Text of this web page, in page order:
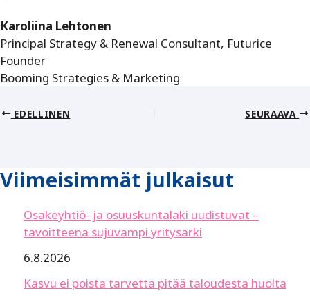
Karoliina Lehtonen
Principal Strategy & Renewal Consultant, Futurice
Founder
Booming Strategies & Marketing
EDELLINEN SEURAAVA
Viimeisimmät julkaisut
Osakeyhtiö- ja osuuskuntalaki uudistuvat –
tavoitteena sujuvampi yritysarki
6.8.2026
Kasvu ei poista tarvetta pitää taloudesta huolta